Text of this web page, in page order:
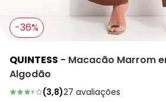
-36%
QUINTESS - Macacão Marrom
Algodão
(3,8)27 avaliações